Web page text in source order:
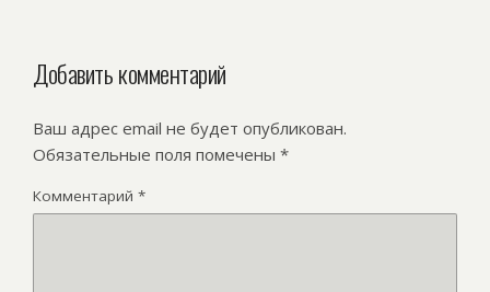
Добавить комментарий
Ваш адрес email не будет опубликован.
Обязательные поля помечены *
Комментарий *